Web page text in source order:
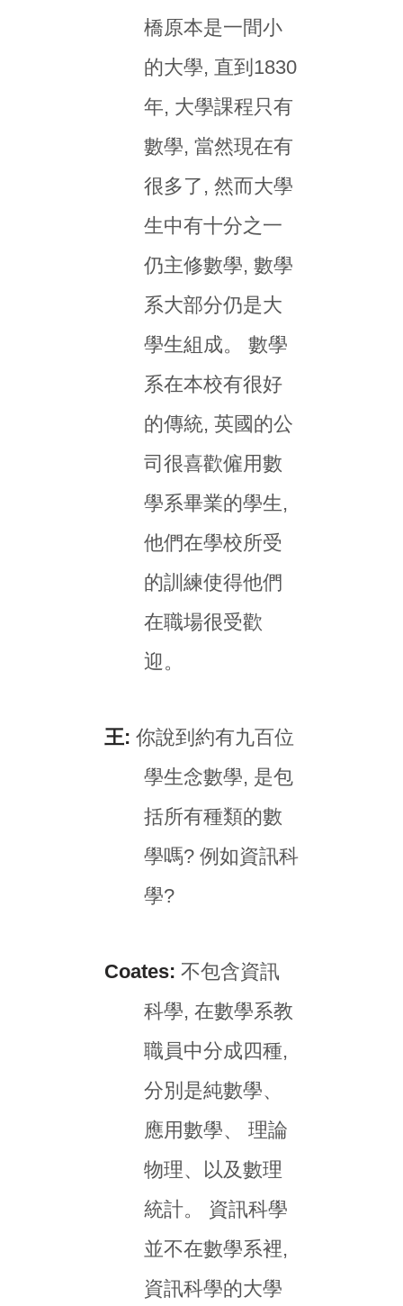
橋原本是一間小
的大學, 直到1830
年, 大學課程只有
數學, 當然現在有
很多了, 然而大學
生中有十分之一
仍主修數學, 數學
系大部分仍是大
學生組成。 數學
系在本校有很好
的傳統, 英國的公
司很喜歡僱用數
學系畢業的學生,
他們在學校所受
的訓練使得他們
在職場很受歡
迎。
王: 你說到約有九百位
學生念數學, 是包
括所有種類的數
學嗎? 例如資訊科
學?
Coates: 不包含資訊
科學, 在數學系教
職員中分成四種,
分別是純數學、
應用數學、 理論
物理、以及數理
統計。 資訊科學
並不在數學系裡,
資訊科學的大學